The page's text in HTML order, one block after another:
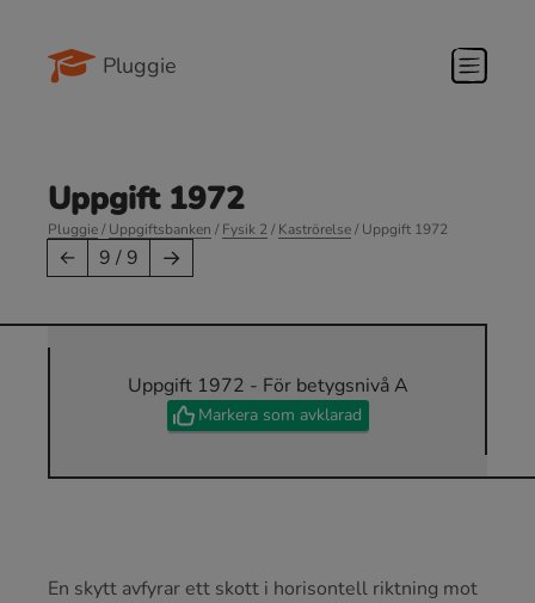
Pluggie
Uppgift 1972
Pluggie/Uppgiftsbanken /Fysik 2/Kaströrelse/ Uppgift 1972
← 9 / 9 →
Uppgift 1972 - För betygsnivå A
Markera som avklarad
En skytt avfyrar ett skott i horisontell riktning mot